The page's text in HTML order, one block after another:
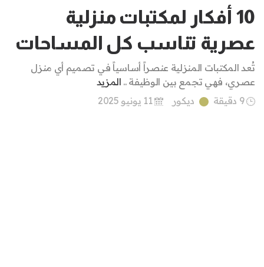
10 أفكار لمكتبات منزلية
عصرية تناسب كل المساحات
تُعد المكتبات المنزلية عنصراً أساسياً في تصميم أي منزل
عصري، فهي تجمع بين الوظيفة .. المزيد
9 دقيقة
ديكور 11 يونيو 2025